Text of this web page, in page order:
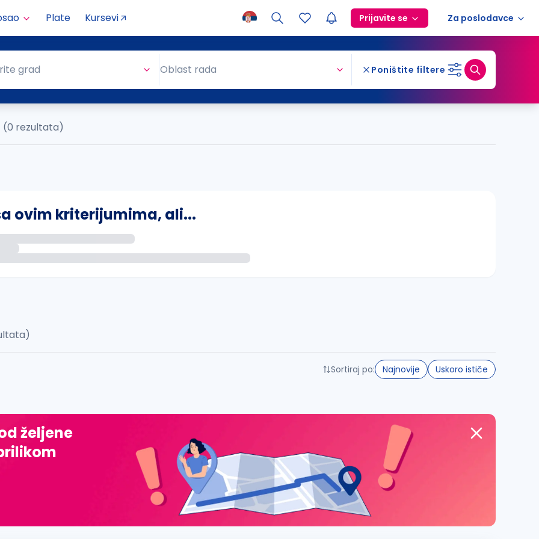
Plate Kursevi Prijavite se Za poslodavce
grad Oblast rada Poništite filtere
(0 rezultata)
ovim kriterijumima, ali...
đ, ž, dž)
Sortiraj po: Najnovije Uskoro ističe
željene